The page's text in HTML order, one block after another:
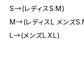
S→(レディスS.M)
M→(レディスL メンズ
L→(メンズL.XL)